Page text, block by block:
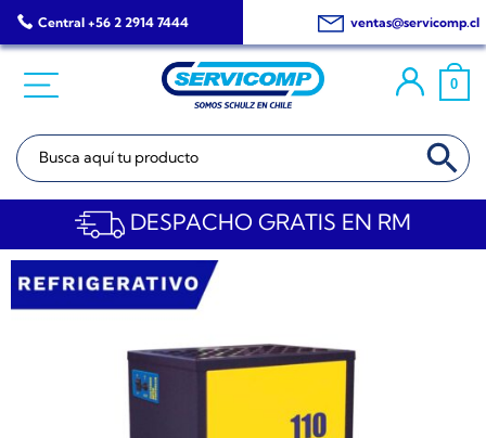
Saltar
al
Central +56 2 2914 7444 ventas@servicomp.cl
0
Buscar: BOTÓN DE
DESPACHO GRATIS EN RM